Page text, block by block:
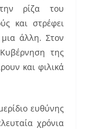
ρίζα του
και στρέφει
άλλη. Στον
της
και φιλικά
ευθύνης
χρόνια